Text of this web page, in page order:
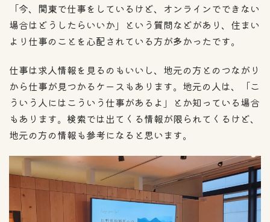
「今、関東で仕事をしているけど、オンラインでできない
場合はどうしたらいいか」という質問などがあり、住まい
より仕事のことを心配されている方が多かったです。
仕事は求人情報を見るのもいいし、地元の方とのつながり
から仕事が見つかるケースもあります。地元の人は、「こ
ういう人にはこういう仕事があるよ」とか知っている場合
もあります。検索では出てくる情報が限られてくるけど、
地元の方の情報も参考になると思います。